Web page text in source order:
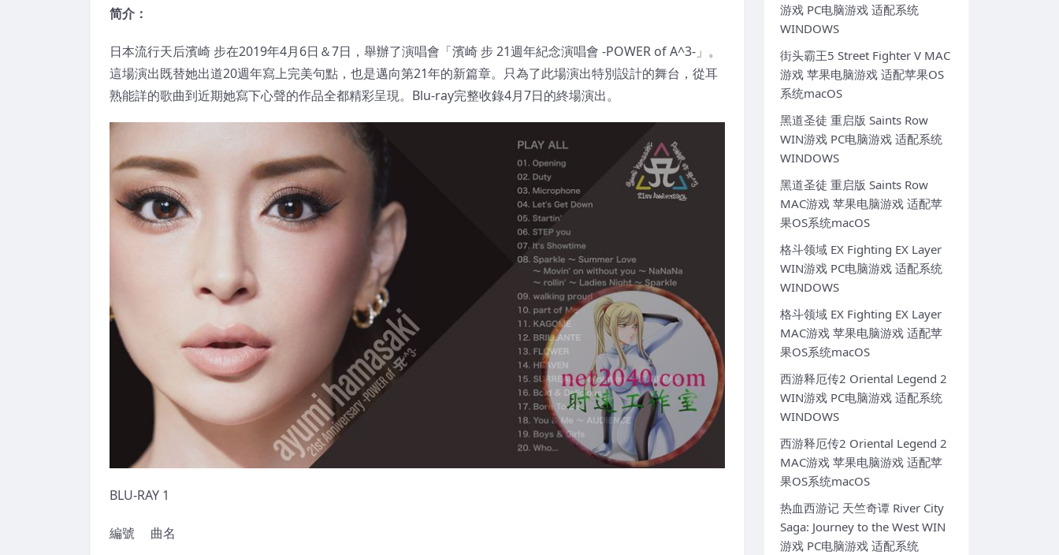
简介：
日本流行天后濱崎 步在2019年4月6日＆7日，舉辦了演唱會「濱崎 步 21週年紀念演唱會 -POWER of A^3-」。
這場演出既替她出道20週年寫上完美句點，也是邁向第21年的新篇章。只為了此場演出特別設計的舞台，從耳
熟能詳的歌曲到近期她寫下心聲的作品全都精彩呈現。Blu-ray完整收錄4月7日的終場演出。
BLU-RAY 1
編號 曲名
游戏 PC电脑游戏 适配系统
WINDOWS
街头霸王5 Street Fighter V MAC
游戏 苹果电脑游戏 适配苹果OS
系统macOS
黑道圣徒 重启版 Saints Row
WIN游戏 PC电脑游戏 适配系统
WINDOWS
黑道圣徒 重启版 Saints Row
MAC游戏 苹果电脑游戏 适配苹
果OS系统macOS
格斗领域 EX Fighting EX Layer
WIN游戏 PC电脑游戏 适配系统
WINDOWS
格斗领域 EX Fighting EX Layer
MAC游戏 苹果电脑游戏 适配苹
果OS系统macOS
西游释厄传2 Oriental Legend 2
WIN游戏 PC电脑游戏 适配系统
WINDOWS
西游释厄传2 Oriental Legend 2
MAC游戏 苹果电脑游戏 适配苹
果OS系统macOS
热血西游记 天竺奇谭 River City
Saga: Journey to the West WIN
游戏 PC电脑游戏 适配系统